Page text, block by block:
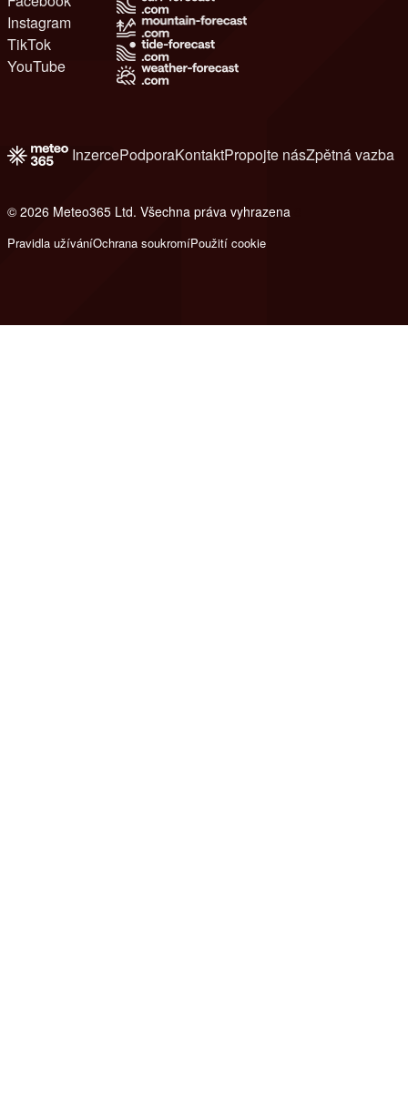
Instagram
TikTok
YouTube
InzercePodporaKontaktPropojte násZpětná vazba
© 2026 Meteo365 Ltd. Všechna práva vyhrazena
Pravidla užíváníOchrana soukromíPoužití cookie